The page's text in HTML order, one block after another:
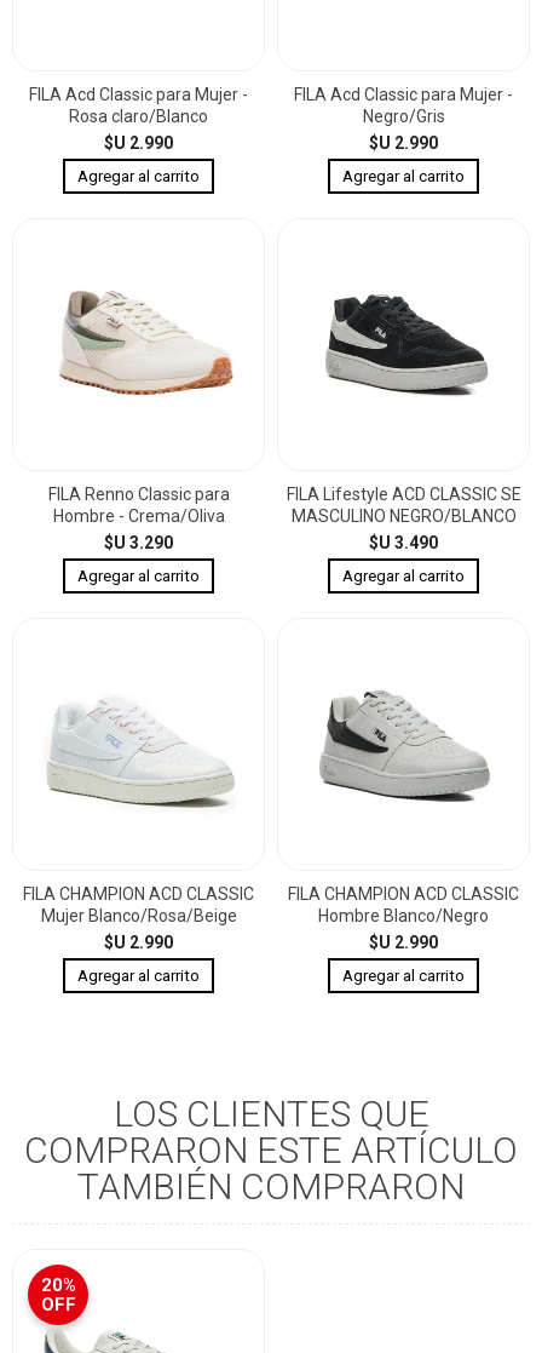
FILA Acd Classic para Mujer -
Rosa claro/Blanco
$U 2.990
FILA Acd Classic para Mujer -
Negro/Gris
$U 2.990
FILA Renno Classic para
Hombre - Crema/Oliva
$U 3.290
FILA Lifestyle ACD CLASSIC SE
MASCULINO NEGRO/BLANCO
$U 3.490
FILA CHAMPION ACD CLASSIC
Mujer Blanco/Rosa/Beige
$U 2.990
FILA CHAMPION ACD CLASSIC
Hombre Blanco/Negro
$U 2.990
LOS CLIENTES QUE
COMPRARON ESTE ARTÍCULO
TAMBIÉN COMPRARON
20%
OFF